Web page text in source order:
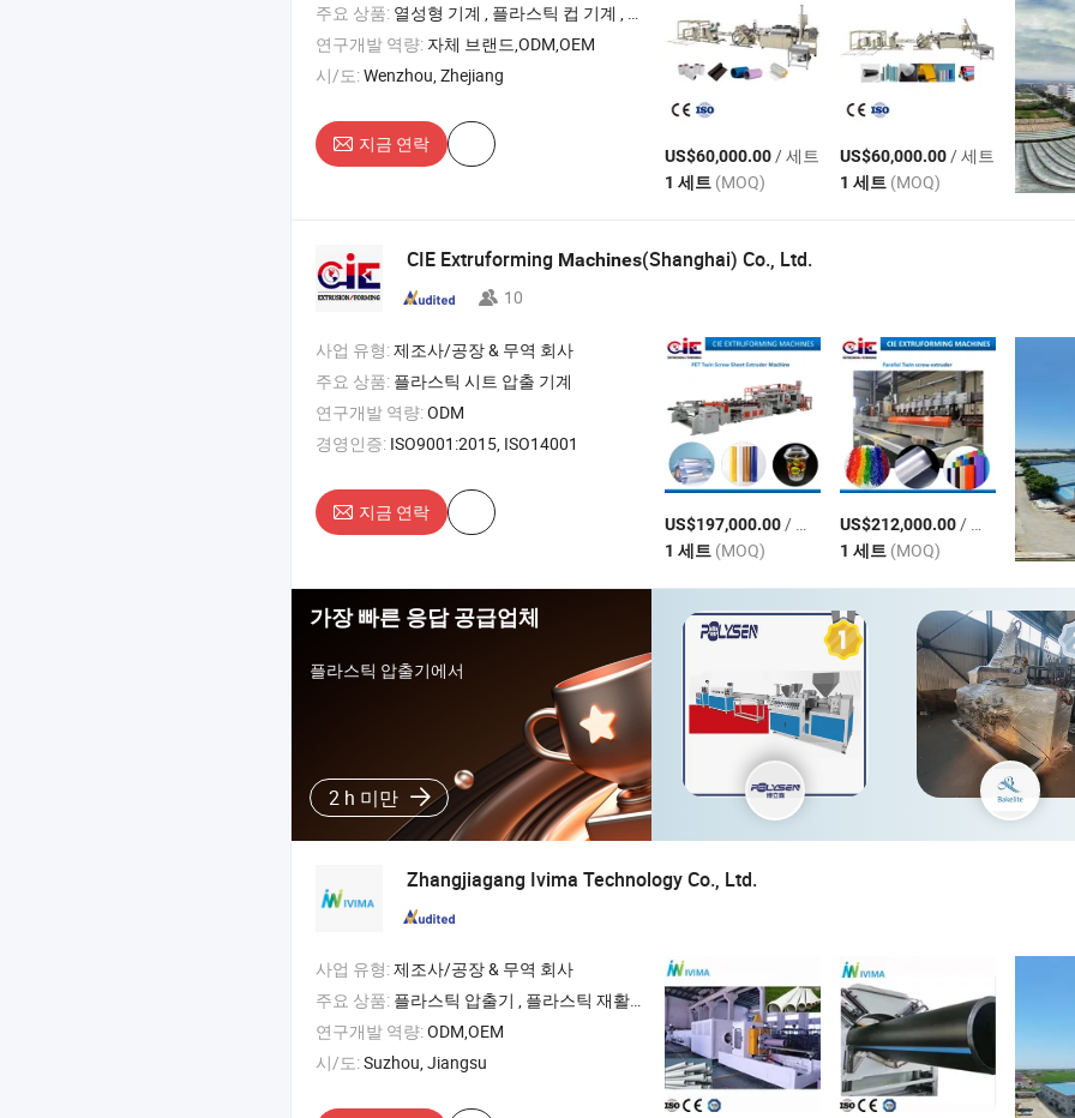
주요 상품: 열성형 기계 , 플라스틱 컵 기계 , 플라스틱 열성형 기계 , 플라스틱 컵 제작 기계 , 플라스틱 컵 열성형 기계
연구개발 역량: 자체 브랜드,ODM,OEM
시/도:Wenzhou, Zhejiang
지금 연락
US$60,000.00/ 세트
1 세트 (MOQ)
US$60,000.00/ 세트
1 세트 (MOQ)
CIE Extruforming Machines(Shanghai) Co., Ltd.
10
사업 유형:제조사/공장 & 무역 회사
주요 상품: 플라스틱 시트 압출 기계
연구개발 역량:ODM
경영인증: ISO9001:2015, ISO14001
지금 연락
US$197,000.00/ 세트
1 세트 (MOQ)
US$212,000.00/ 세트
1 세트 (MOQ)
가장 빠른 응답 공급업체
플라스틱 압출기에서
2 h 미만
Zhangjiagang Ivima Technology Co., Ltd.
사업 유형:제조사/공장 & 무역 회사
주요 상품: 플라스틱 압출기 , 플라스틱 재활용기
연구개발 역량:ODM,OEM
시/도:Suzhou, Jiangsu